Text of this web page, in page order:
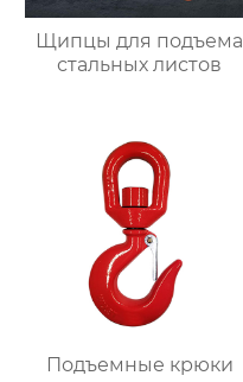
Щипцы для подъема
стальных листов
Подъемные крюки